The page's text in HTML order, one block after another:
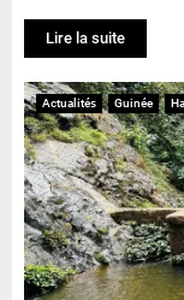
Lire la suite
Actualités Guinée